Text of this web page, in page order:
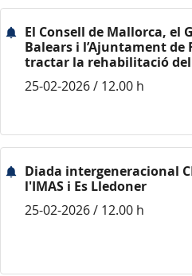
El Consell de Mallorca, el
Balears i l’Ajuntament
tractar la rehabilitació
25-02-2026 / 12.00 h
Diada intergeneracional
l'IMAS i Es Lledoner
25-02-2026 / 12.00 h